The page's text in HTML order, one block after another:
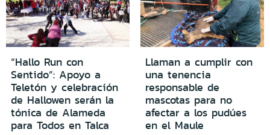
“Hallo Run con
Sentido”: Apoyo a
Teletón y celebración
de Hallowen serán la
tónica de Alameda
para Todos en Talca
Llaman a cumplir con
una tenencia
responsable de
mascotas para no
afectar a los pudúes
en el Maule